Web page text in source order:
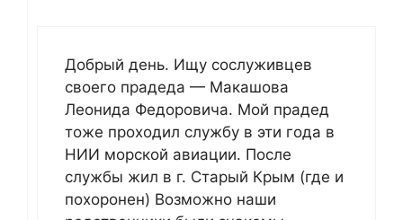
Добрый день. Ищу сослуживцев
своего прадеда — Макашова
Леонида Федоровича. Мой прадед
тоже проходил службу в эти года в
НИИ морской авиации. После
службы жил в г. Старый Крым (где и
похоронен) Возможно наши